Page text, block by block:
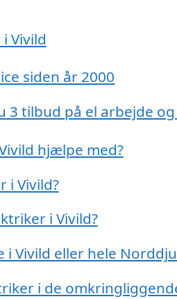
Vivild
siden år 2000
3 tilbud på el arbejde
hjælpe med?
i Vivild?
i Vivild?
Vivild eller hele
i de